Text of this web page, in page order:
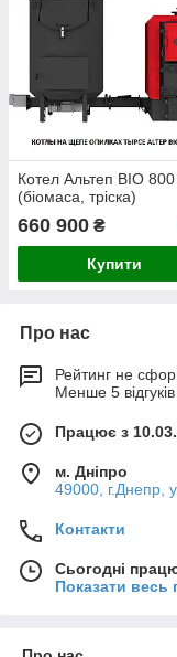
Котел Альтеп BIO 800
(біомаса, тріска)
660 900 ₴
Купити
Про нас
Рейтинг не
Менше 5 відгуків
Працює з
м. Дніпро
49000, г.Днепр,
Контакти
Сьогодні
Показати весь